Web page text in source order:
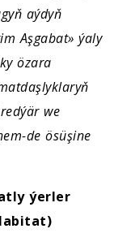
aýdyň
Aşgabat» ýaly
özara
we
de ösüşine
ýerler